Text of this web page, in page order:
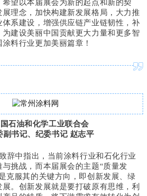
望以本届展会为新的起点和新的契
理念，加快构建新发展格局，大力推
系建设，增强供应链产业链韧性，补
建设美丽中国贡献更大力量和更多智
料行业更加美丽篇章！
石油和化学工业联合会
副书记、纪委书记 赵志平
辞中指出，当前涂料行业和石化行业
挑战，而本届展会的主题“质量发
克服其的关键方向，即创新发展、绿
。创新发展就是要打破原有思维，利